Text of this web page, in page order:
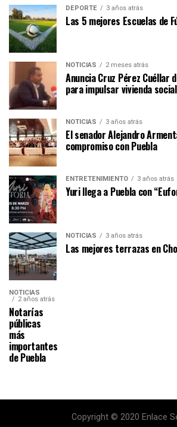
DEPORTE 3 años atrás
Las 5 mejores Escuelas de
NOTICIAS 2 meses atrás
Anuncia Cruz Pérez Cuéllar
para impulsar vivienda
NOTICIAS 3 años atrás
El senador Alejandro
compromiso con Puebla
ENTRETENIMIENTO 3 años atrás
Yuri llega a Puebla con
NOTICIAS 3 años atrás
Las mejores terrazas en
NOTICIAS
2 años atrás
Notarías
públicas
más
importantes
de Puebla
Copyright © 2020 Enlace